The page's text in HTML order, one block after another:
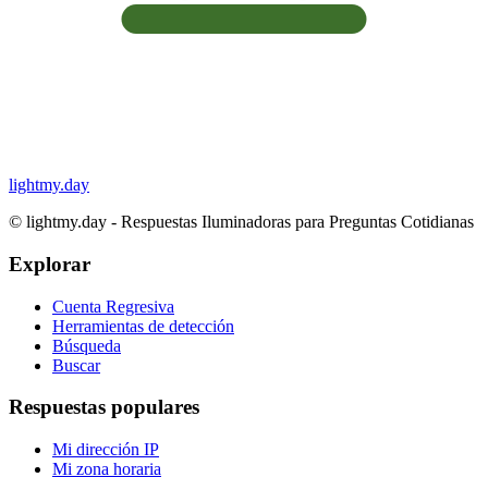
lightmy.day
© lightmy.day - Respuestas Iluminadoras para Preguntas Cotidianas
Explorar
Cuenta Regresiva
Herramientas de detección
Búsqueda
Buscar
Respuestas populares
Mi dirección IP
Mi zona horaria